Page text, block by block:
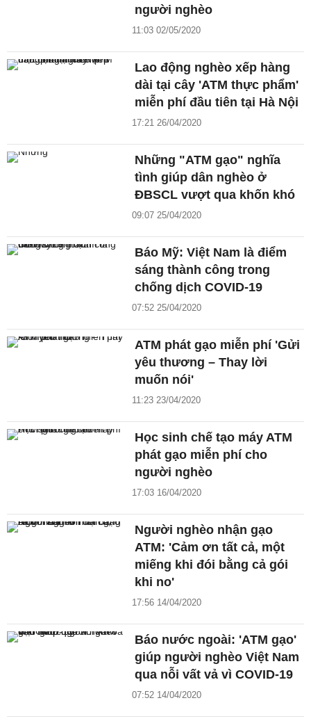
người nghèo
11:03 02/05/2020
Lao động nghèo xếp hàng
dài tại cây 'ATM thực phẩm'
miễn phí đầu tiên tại Hà Nội
17:21 26/04/2020
Những "ATM gạo" nghĩa
tình giúp dân nghèo ở
ĐBSCL vượt qua khốn khó
09:07 25/04/2020
Báo Mỹ: Việt Nam là điểm
sáng thành công trong
chống dịch COVID-19
07:52 25/04/2020
ATM phát gạo miễn phí 'Gửi
yêu thương – Thay lời
muốn nói'
11:23 23/04/2020
Học sinh chế tạo máy ATM
phát gạo miễn phí cho
người nghèo
17:03 16/04/2020
Người nghèo nhận gạo
ATM: 'Cảm ơn tất cả, một
miếng khi đói bằng cả gói
khi no'
17:56 14/04/2020
Báo nước ngoài: 'ATM gạo'
giúp người nghèo Việt Nam
qua nỗi vất vả vì COVID-19
07:52 14/04/2020